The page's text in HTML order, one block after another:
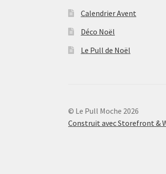
Calendrier Avent
Déco Noël
Le Pull de Noël
© Le Pull Moche 2026
Construit avec Storefront &